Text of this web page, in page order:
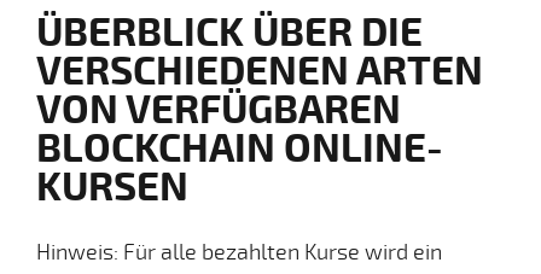
ÜBERBLICK ÜBER DIE
VERSCHIEDENEN ARTEN
VON VERFÜGBAREN
BLOCKCHAIN ONLINE-
KURSEN
Hinweis: Für alle bezahlten Kurse wird ein